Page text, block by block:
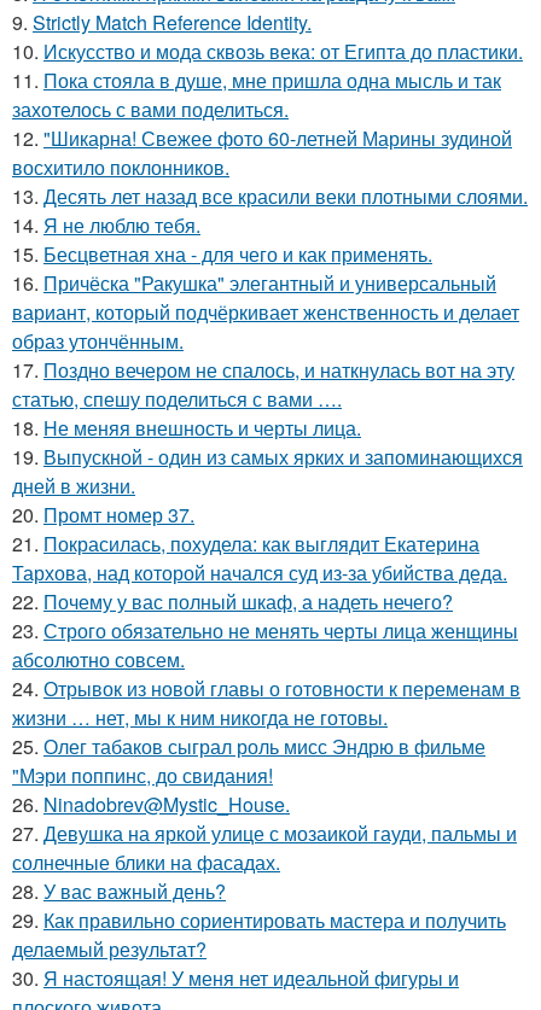
9. Strictly Match Reference Identity.
10. Искусство и мода сквозь века: от Египта до пластики.
11. Пока стояла в душе, мне пришла одна мысль и так
захотелось с вами поделиться.
12. "Шикарна! Свежее фото 60-летней Марины зудиной
восхитило поклонников.
13. Десять лет назад все красили веки плотными слоями.
14. Я не люблю тебя.
15. Бесцветная хна - для чего и как применять.
16. Причёска "Ракушка" элегантный и универсальный
вариант, который подчёркивает женственность и делает
образ утончённым.
17. Поздно вечером не спалось, и наткнулась вот на эту
статью, спешу поделиться с вами ….
18. Не меняя внешность и черты лица.
19. Выпускной - один из самых ярких и запоминающихся
дней в жизни.
20. Промт номер 37.
21. Покрасилась, похудела: как выглядит Екатерина
Тархова, над которой начался суд из-за убийства деда.
22. Почему у вас полный шкаф, а надеть нечего?
23. Строго обязательно не менять черты лица женщины
абсолютно совсем.
24. Отрывок из новой главы о готовности к переменам в
жизни … нет, мы к ним никогда не готовы.
25. Олег табаков сыграл роль мисс Эндрю в фильме
"Мэри поппинс, до свидания!
26. Ninadobrev@Mystic_House.
27. Девушка на яркой улице с мозаикой гауди, пальмы и
солнечные блики на фасадах.
28. У вас важный день?
29. Как правильно сориентировать мастера и получить
делаемый результат?
30. Я настоящая! У меня нет идеальной фигуры и